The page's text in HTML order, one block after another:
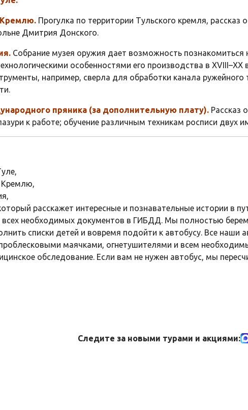
Кремлю. Прогулка по территории Тульского кремля,
Дмитрия Донского.
Собрание музея оружия дает возможность познакомиться
особенностями его производства в
например, сверла для обработки канала
пряника (за дополнительную плату). Рассказ
к работе; обучение различным техникам росписи двух
Кремлю,
расскажет интересные и познавательные истории в
необходимых документов в ГИБДД. Мы полностью
списки детей и вовремя подойти к автобусу. Все наши
маячками, огнетушителями и всем
обследование. Если вам не нужен автобус, мы
Следите за новыми турами и акциями: